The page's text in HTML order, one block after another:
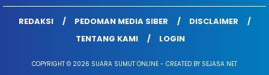
REDAKSI PEDOMAN MEDIA SIBER
DISCLAIMER
TENTANG KAMI
LOGIN
COPYRIGHT © 2026 SUARA SUMUT ONLINE - CREATED BY SEJASA NET